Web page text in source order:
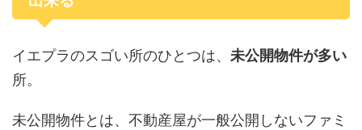
イエプラのスゴい所のひとつは、 未公開物件が多い
所。
未公開物件とは、不動産屋が一般公開しないファミ